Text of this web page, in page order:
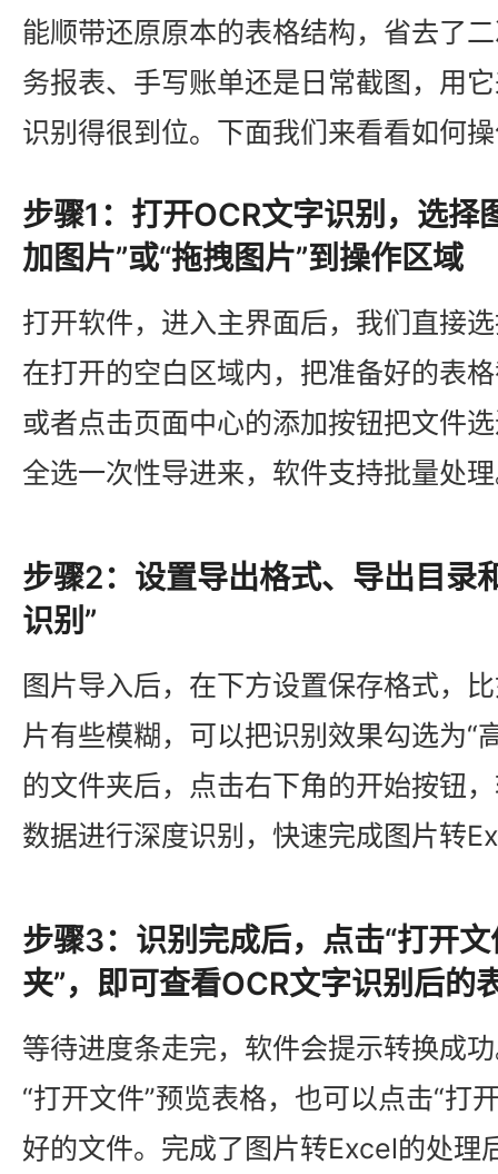
能顺带还原原本的表格结构，省去了
务报表、手写账单还是日常截图，用
识别得很到位。下面我们来看看如何
步骤1：打开OCR文字识别，选择
加图片”或“拖拽图片”到操作区域
打开软件，进入主界面后，我们直接
在打开的空白区域内，把准备好的表
或者点击页面中心的添加按钮把文件
全选一次性导进来，软件支持批量处
步骤2：设置导出格式、导出目录
识别”
图片导入后，在下方设置保存格式，
片有些模糊，可以把识别效果勾选为“
的文件夹后，点击右下角的开始按钮
数据进行深度识别，快速完成图片转
步骤3：识别完成后，点击“打开文
夹”，即可查看OCR文字识别后的
等待进度条走完，软件会提示转换成
“打开文件”预览表格，也可以点击“打
好的文件。完成了图片转Excel的处理